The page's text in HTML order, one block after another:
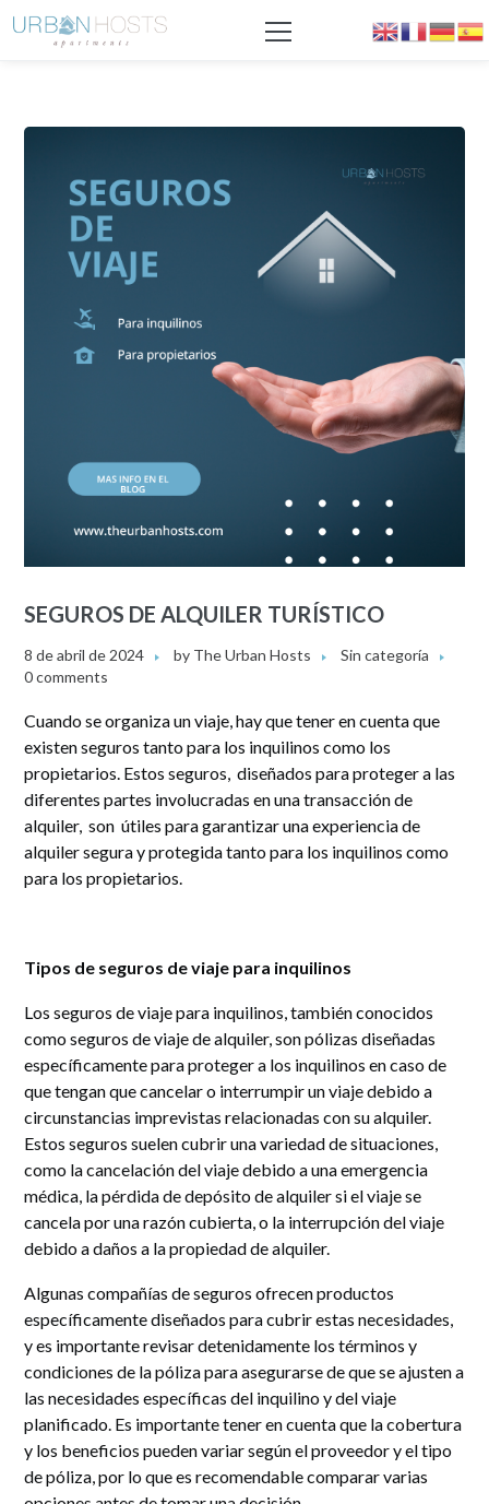
SEGUROS DE ALQUILER TURÍSTICO
8 de abril de 2024 by The Urban Hosts
Sin categoría
0 comments
Cuando se organiza un viaje, hay que tener en cuenta que
existen seguros tanto para los inquilinos como los
propietarios. Estos seguros, diseñados para proteger a las
diferentes partes involucradas en una transacción de
alquiler, son útiles para garantizar una experiencia de
alquiler segura y protegida tanto para los inquilinos como
para los propietarios.
Tipos de seguros de viaje para inquilinos
Los seguros de viaje para inquilinos, también conocidos
como seguros de viaje de alquiler, son pólizas diseñadas
específicamente para proteger a los inquilinos en caso de
que tengan que cancelar o interrumpir un viaje debido a
circunstancias imprevistas relacionadas con su alquiler.
Estos seguros suelen cubrir una variedad de situaciones,
como la cancelación del viaje debido a una emergencia
médica, la pérdida de depósito de alquiler si el viaje se
cancela por una razón cubierta, o la interrupción del viaje
debido a daños a la propiedad de alquiler.
Algunas compañías de seguros ofrecen productos
específicamente diseñados para cubrir estas necesidades,
y es importante revisar detenidamente los términos y
condiciones de la póliza para asegurarse de que se ajusten a
las necesidades específicas del inquilino y del viaje
planificado. Es importante tener en cuenta que la cobertura
y los beneficios pueden variar según el proveedor y el tipo
de póliza, por lo que es recomendable comparar varias